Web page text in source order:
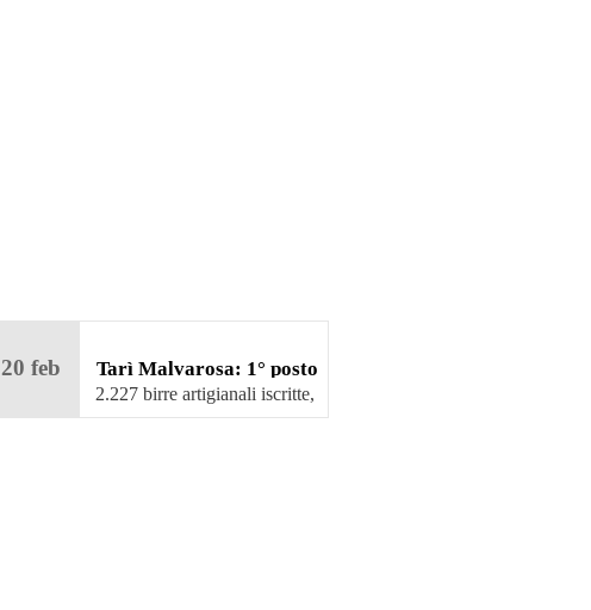
Tarì Malvarosa: 1° posto
al Beer&Food Attraction
2023
20 feb
2.227 birre artigianali iscritte,
45 …